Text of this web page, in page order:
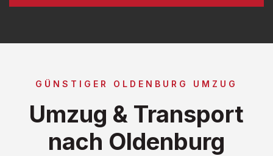
GÜNSTIGER OLDENBURG UMZUG
Umzug & Transport
nach Oldenburg